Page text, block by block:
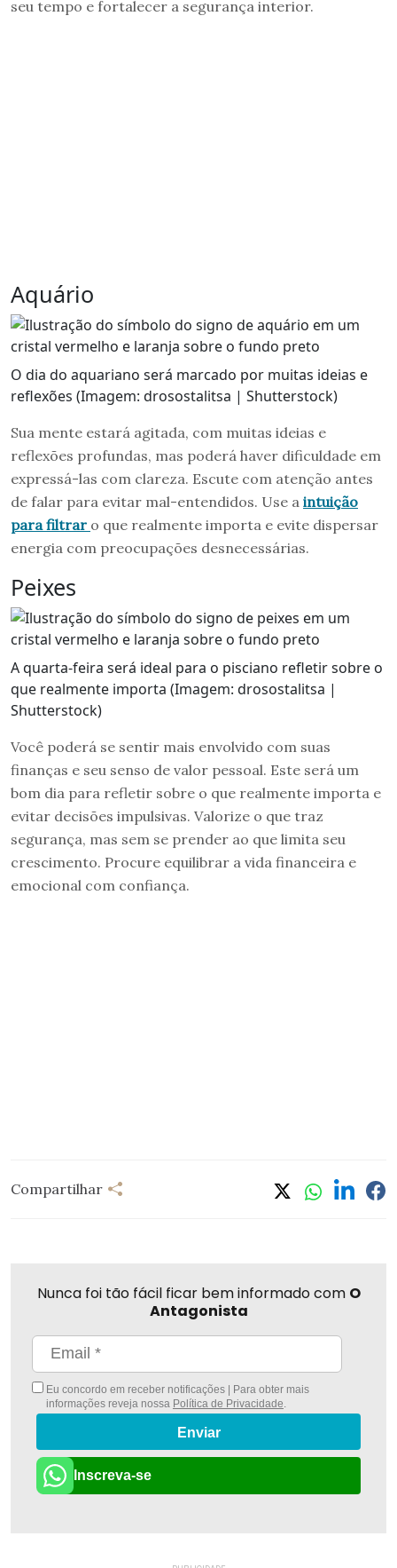
seu tempo e fortalecer a segurança interior.
Aquário
O dia do aquariano será marcado por muitas ideias e
reflexões (Imagem: drosostalitsa | Shutterstock)
Sua mente estará agitada, com muitas ideias e
reflexões profundas, mas poderá haver dificuldade em
expressá-las com clareza. Escute com atenção antes
de falar para evitar mal-entendidos. Use a intuição
para filtrar o que realmente importa e evite dispersar
energia com preocupações desnecessárias.
Peixes
A quarta-feira será ideal para o pisciano refletir sobre o
que realmente importa (Imagem: drosostalitsa |
Shutterstock)
Você poderá se sentir mais envolvido com suas
finanças e seu senso de valor pessoal. Este será um
bom dia para refletir sobre o que realmente importa e
evitar decisões impulsivas. Valorize o que traz
segurança, mas sem se prender ao que limita seu
crescimento. Procure equilibrar a vida financeira e
emocional com confiança.
Compartilhar
Nunca foi tão fácil ficar bem informado com O
Antagonista
Eu concordo em receber notificações | Para obter mais
informações reveja nossa Política de Privacidade
Enviar
Inscreva-se